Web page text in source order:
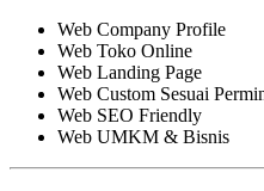
Web Company Profile
Web Toko Online
Web Landing Page
Web Custom Sesuai
Web SEO Friendly
Web UMKM & Bisnis